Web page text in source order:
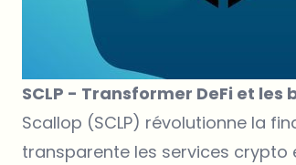
SCLP - Transformer DeFi et les
Scallop (SCLP) révolutionne la
transparente les services crypto